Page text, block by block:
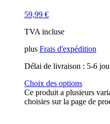
59,99 €
TVA incluse
plus Frais d'expédition
Délai de livraison : 5-6
Choix des options
Ce produit a plusieurs
choisies sur la page de